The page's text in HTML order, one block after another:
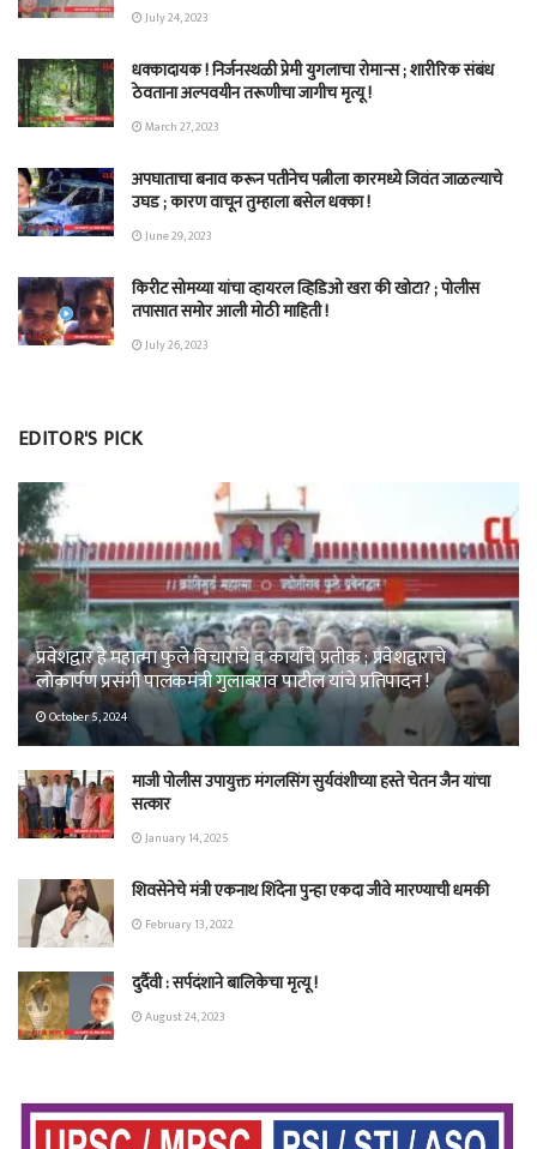
July 24, 2023
धक्कादायक ! निर्जनस्थळी प्रेमी युगलाचा रोमान्स ; शारीरिक संबंध
ठेवताना अल्पवयीन तरूणीचा जागीच मृत्यू !
March 27, 2023
अपघाताचा बनाव करून पतीनेच‎ पत्नीला कारमध्ये जिवंत जाळल्याचे
उघड ; कारण वाचून तुम्हाला बसेल धक्का !
June 29, 2023
किरीट सोमय्या यांचा व्हायरल व्हिडिओ खरा की खोटा? ; पोलीस
तपासात समोर आली मोठी माहिती !
July 26, 2023
EDITOR'S PICK
प्रवेशद्वार हे महात्मा फुले विचारांचे व कार्यांचे प्रतीक ; प्रवेशद्वाराचे
लोकार्पण प्रसंगी पालकमंत्री गुलाबराव पाटील यांचे प्रतिपादन !
October 5, 2024
माजी पोलीस उपायुक्त मंगलसिंग सुर्यवंशीच्या हस्ते चेतन जैन यांचा
सत्कार
January 14, 2025
शिवसेनेचे मंत्री एकनाथ शिंदेना पुन्हा एकदा जीवे मारण्याची धमकी
February 13, 2022
दुर्दैवी : सर्पदंशाने बालिकेचा मृत्यू !
August 24, 2023